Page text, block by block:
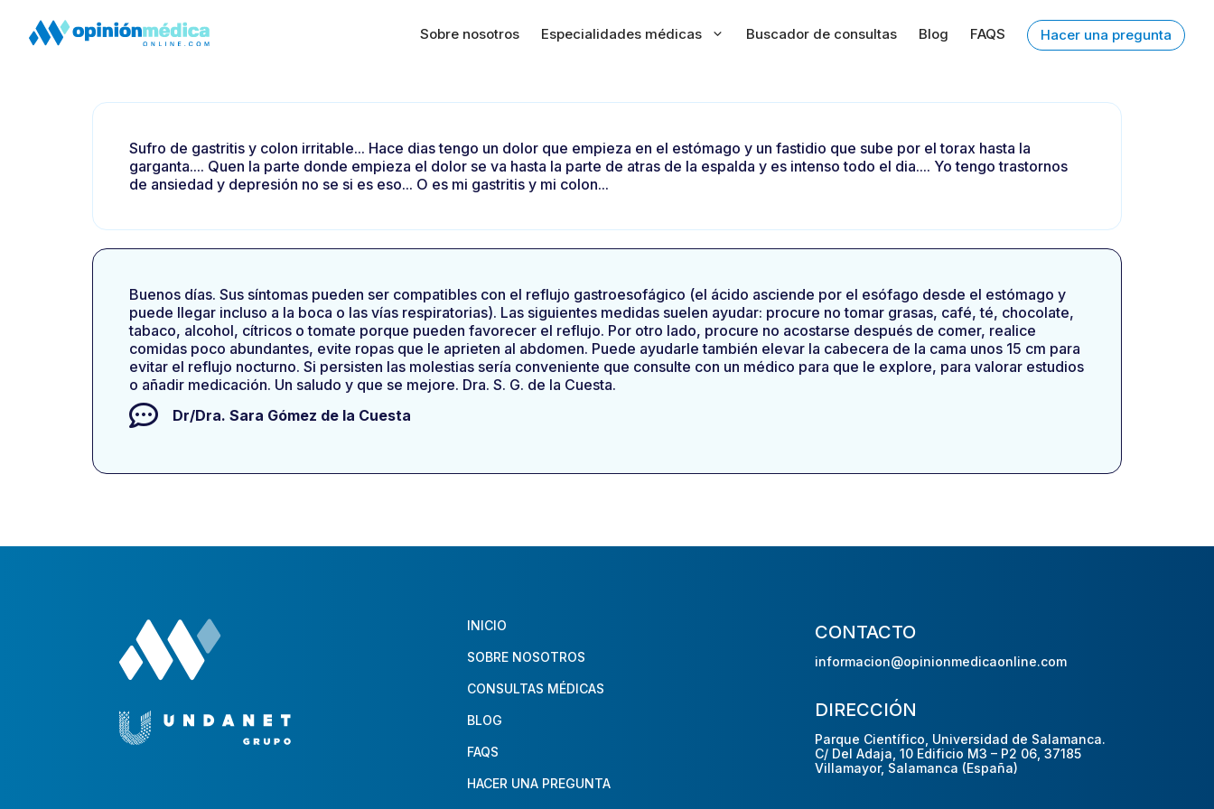
Sobre nosotros Especialidades médicas Buscador de consultas Blog FAQS Hacer una pregunta
Sufro de gastritis y colon irritable... Hace dias tengo un dolor que empieza en el estómago y un fastidio que sube por el torax hasta la
garganta.... Quen la parte donde empieza el dolor se va hasta la parte de atras de la espalda y es intenso todo el dia.... Yo tengo trastornos
de ansiedad y depresión no se si es eso... O es mi gastritis y mi colon...
Buenos días. Sus síntomas pueden ser compatibles con el reflujo gastroesofágico (el ácido asciende por el esófago desde el estómago y
puede llegar incluso a la boca o las vías respiratorias). Las siguientes medidas suelen ayudar: procure no tomar grasas, café, té, chocolate,
tabaco, alcohol, cítricos o tomate porque pueden favorecer el reflujo. Por otro lado, procure no acostarse después de comer, realice
comidas poco abundantes, evite ropas que le aprieten al abdomen. Puede ayudarle también elevar la cabecera de la cama unos 15 cm para
evitar el reflujo nocturno. Si persisten las molestias sería conveniente que consulte con un médico para que le explore, para valorar estudios
o añadir medicación. Un saludo y que se mejore. Dra. S. G. de la Cuesta.
Dr/Dra. Sara Gómez de la Cuesta
INICIO
SOBRE NOSOTROS
CONSULTAS MÉDICAS
BLOG
FAQS
HACER UNA PREGUNTA
CONTACTO
informacion@opinionmedicaonline.com
DIRECCIÓN
Parque Científico, Universidad de Salamanca.
C/ Del Adaja, 10 Edificio M3 – P2 06, 37185
Villamayor, Salamanca (España)